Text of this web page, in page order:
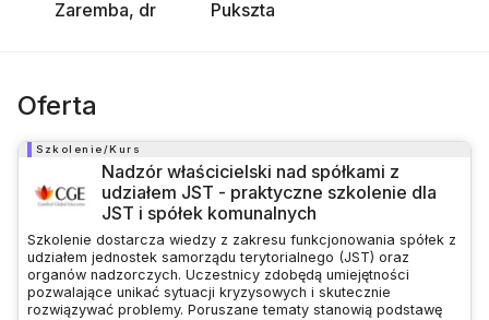
Zaremba, dr
Pukszta
Oferta
Szkolenie/Kurs
Nadzór właścicielski nad spółkami z
udziałem JST - praktyczne szkolenie dla
JST i spółek komunalnych
Szkolenie dostarcza wiedzy z zakresu funkcjonowania spółek z
udziałem jednostek samorządu terytorialnego (JST) oraz
organów nadzorczych. Uczestnicy zdobędą umiejętności
pozwalające unikać sytuacji kryzysowych i skutecznie
rozwiązywać problemy. Poruszane tematy stanowią podstawę